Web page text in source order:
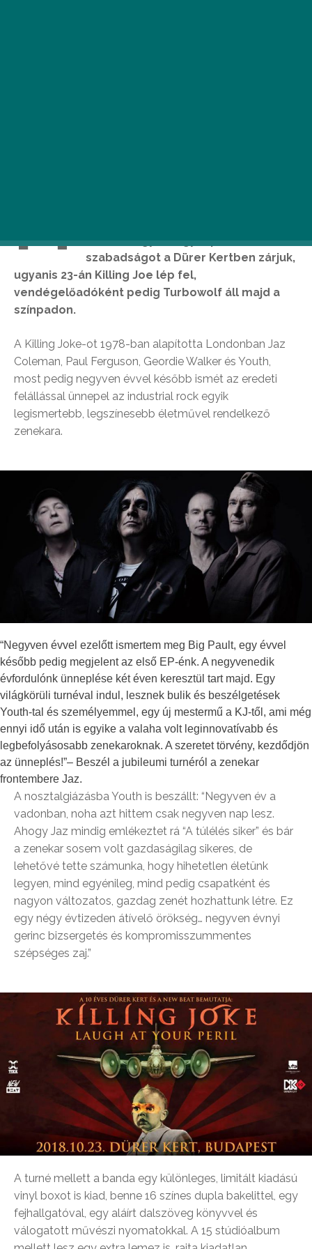
M
biztos, hogy a négynapos
szabadságot a Dürer Kertben zárjuk,
ugyanis 23-án Killing Joe lép fel,
vendégelőadóként pedig Turbowolf áll majd a
színpadon.
A Killing Joke-ot 1978-ban alapította Londonban Jaz
Coleman, Paul Ferguson, Geordie Walker és Youth,
most pedig negyven évvel később ismét az eredeti
felállással ünnepel az industrial rock egyik
legismertebb, legszínesebb életművel rendelkező
zenekara.
“Negyven évvel ezelőtt ismertem meg Big Pault, egy évvel
később pedig megjelent az első EP-énk. A negyvenedik
évfordulónk ünneplése két éven keresztül tart majd. Egy
világkörüli turnéval indul, lesznek bulik és beszélgetések
Youth-tal és személyemmel, egy új mestermű a KJ-től, ami még
ennyi idő után is egyike a valaha volt leginnovatívabb és
legbefolyásosabb zenekaroknak. A szeretet törvény, kezdődjön
az ünneplés!”– Beszél a jubileumi turnéról a zenekar
frontembere Jaz.
A nosztalgiázásba Youth is beszállt: “Negyven év a
vadonban, noha azt hittem csak negyven nap lesz.
Ahogy Jaz mindig emlékeztet rá “A túlélés siker” és bár
a zenekar sosem volt gazdaságilag sikeres, de
lehetővé tette számunka, hogy hihetetlen életünk
legyen, mind egyénileg, mind pedig csapatként és
nagyon változatos, gazdag zenét hozhattunk létre. Ez
egy négy évtizeden átívelő örökség… negyven évnyi
gerinc bizsergetés és kompromisszummentes
szépséges zaj.”
A turné mellett a banda egy különleges, limitált kiadású
vinyl boxot is kiad, benne 16 színes dupla bakelittel, egy
fejhallgatóval, egy aláírt dalszöveg könyvvel és
válogatott művészi nyomatokkal. A 15 stúdióalbum